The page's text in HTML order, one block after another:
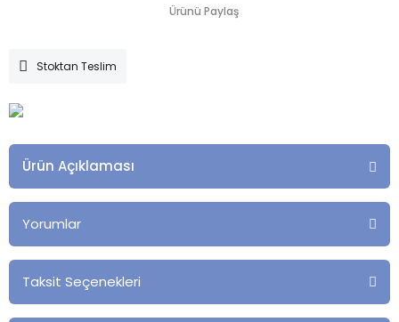
Ürünü Paylaş
Stoktan Teslim
Ürün Açıklaması
Yorumlar
Taksit Seçenekleri